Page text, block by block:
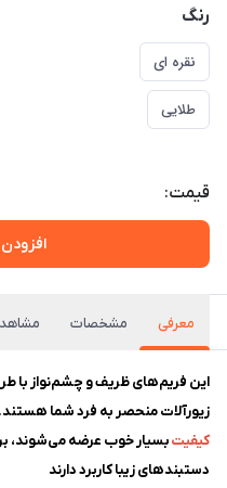
رنگ
نقره ای
طلایی
قیمت:
معرفی مشخصات
این فریم‌های ظریف و چشم‌نواز با
زیورآلات منحصر به فرد شما
کیفیتبسیار خوب عرضه می‌شوند،
دستبندهای زیبا کاربرد دارند